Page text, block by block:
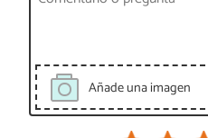
Añade una imagen